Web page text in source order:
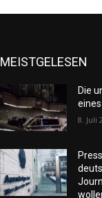
MEISTGELESEN
Die
8. Juli